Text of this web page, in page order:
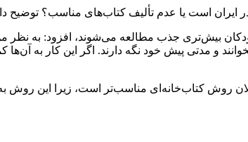
است یا عدم تألیف کتاب‌های مناسب؟ توضیح
کودکان بیش‌تری جذب مطالعه می‌شوند، افزود: به
و مدتی پیش خود نگه دارند. اگر این کار به
کتاب‌خانه‌ای مناسب‌تر است، زیرا این روش به